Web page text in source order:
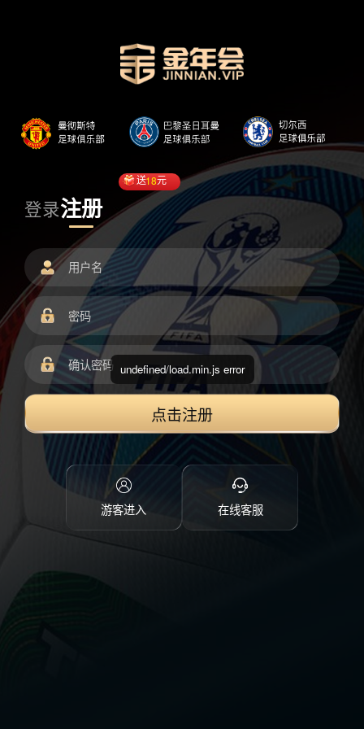
登录注册
送18元
点击注册
游客进入 在线客服
undefined/load.min.js error